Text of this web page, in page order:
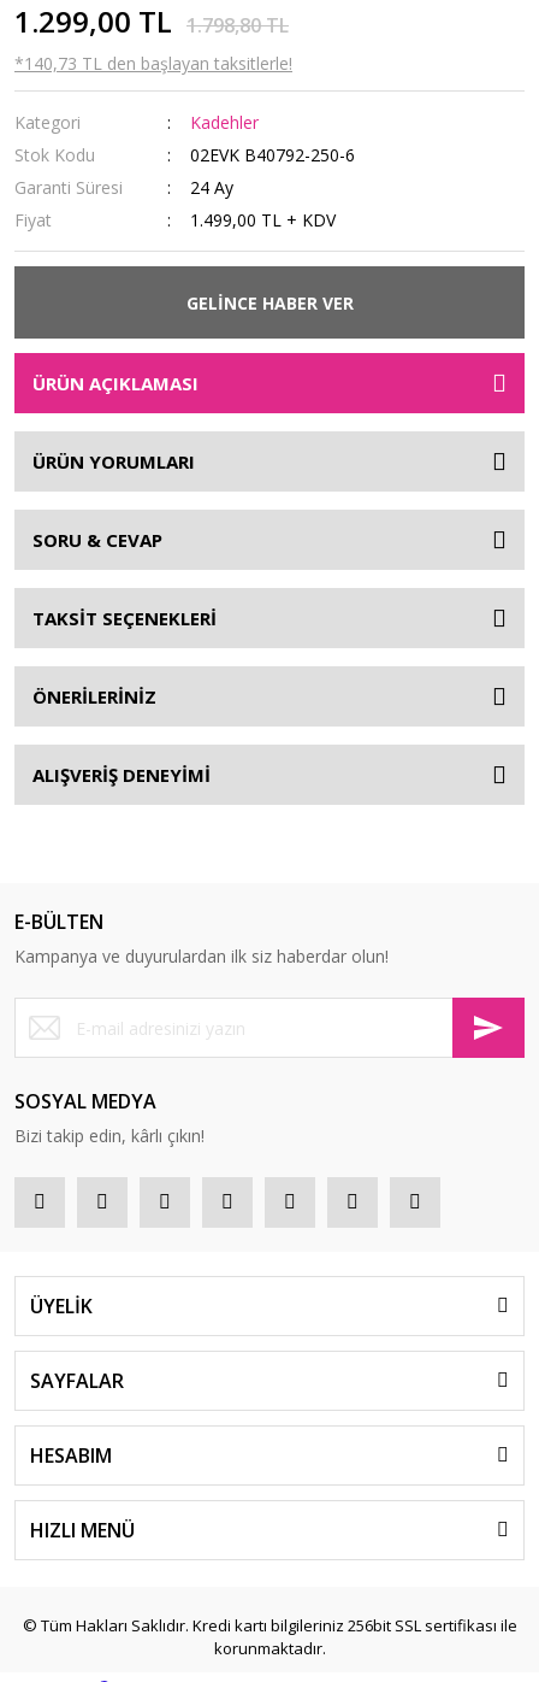
1.299,00 TL 1.798,80 TL
*140,73 TL den başlayan taksitlerle!
Kategori
Kadehler
Stok Kodu
02EVK B40792-250-6
Garanti Süresi
24 Ay
Fiyat
1.499,00 TL + KDV
GELİNCE HABER VER
ÜRÜN AÇIKLAMASI
ÜRÜN YORUMLARI
SORU & CEVAP
TAKSİT SEÇENEKLERİ
ÖNERİLERİNİZ
ALIŞVERİŞ DENEYİMİ
E-BÜLTEN
Kampanya ve duyurulardan ilk siz haberdar olun!
SOSYAL MEDYA
Bizi takip edin, kârlı çıkın!
ÜYELİK
SAYFALAR
HESABIM
HIZLI MENÜ
© Tüm Hakları Saklıdır. Kredi kartı bilgileriniz 256bit SSL sertifikası ile
korunmaktadır.